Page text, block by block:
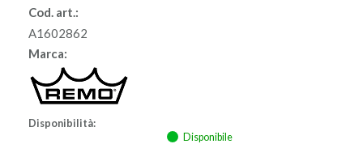
Cod. art.:
A1602862
Marca:
Disponibilità:
Disponibile